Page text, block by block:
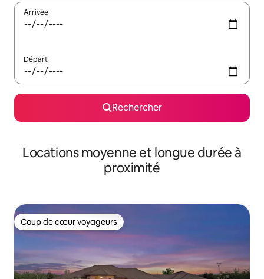
Arrivée
Départ
Rechercher
Locations moyenne et longue durée à
proximité
Coup de cœur voyageurs
Coup de cœur voyageurs